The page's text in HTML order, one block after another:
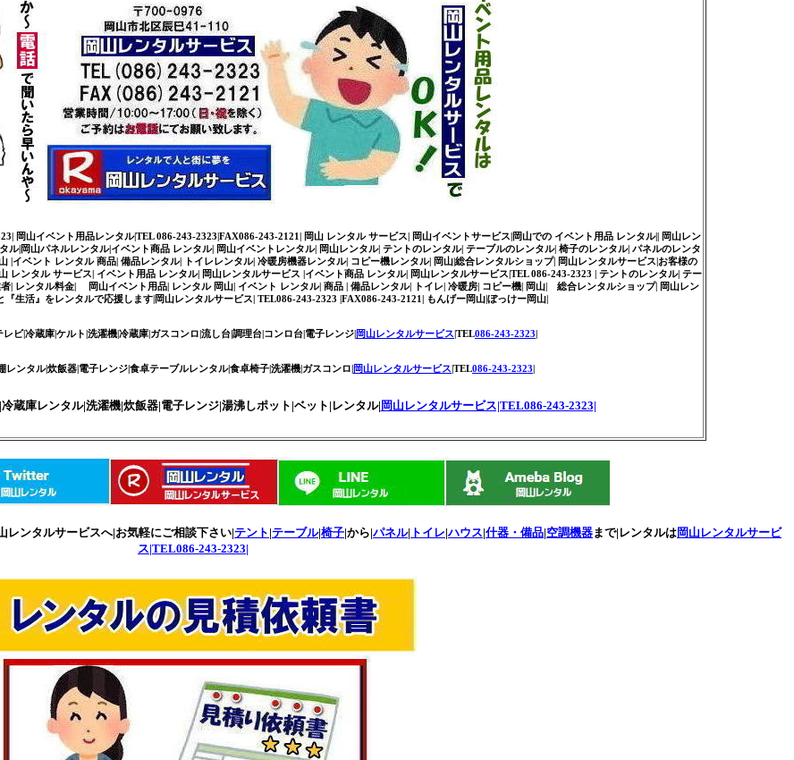
岡山イベント用品レンタル|TEL 086-243-2323|FAX086-243-2121| 岡山 レンタル サービス| 岡山イベントサービス|岡山での イベント用品 レンタル|| 岡山レン
|岡山パネルレンタル|イベント商品 レンタル| 岡山イベントレンタル| 岡山レンタル| テントのレンタル| テーブルのレンタル| 椅子のレンタル| パネルのレンタ
ベント レンタル 商品| 備品レンタル| トイレレンタル| 冷暖房機器レンタル| コピー機レンタル| 岡山|総合レンタルショップ| 岡山レンタルサービス|お客様の
レンタル サービス| イベント用品 レンタル| 岡山レンタルサービス |イベント商品 レンタル| 岡山レンタルサービス|TEL 086-243-2323 | テントのレンタル| テー
| レンタル料金| 岡山イベント用品| レンタル 岡山| イベント レンタル| 商品 | 備品レンタル| トイレ| 冷暖房| コピー機| 岡山| 総合レンタルショップ| 岡山レン
生活』をレンタルで応援します|岡山レンタルサービス| TEL086-243-2323 |FAX086-243-2121| もんげー岡山|ぼっけー岡山|
ビ|冷蔵庫|ケルト|洗濯機|冷蔵庫|ガスコンロ|流し台|調理台|コンロ台|電子レンジ|岡山レンタルサービス|TEL086-243-2323|
レンタル|炊飯器|電子レンジ|食卓テーブルレンタル|食卓椅子|洗濯機|ガスコンロ|岡山レンタルサービス|TEL086-243-2323|
蔵庫レンタル|洗濯機|炊飯器|電子レンジ|湯沸しポット|ベット|レンタル| 岡山レンタルサービス|TEL086-243-2323|
レンタルサービスへ|お気軽にご相談下さい|テント |テーブル|椅子|から|パネル| トイレ|ハウス|什器・備品|空調機器まで|レンタルは岡山レンタルサービ
ス|TEL086-243-2323|